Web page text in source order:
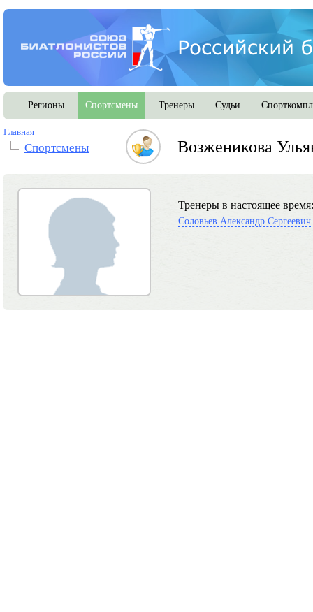
Регионы Спортсмены Тренеры Судьи
Главная
Спортсмены Возженикова
Тренеры в настоящее время:
Соловьев Александр Сергеевич